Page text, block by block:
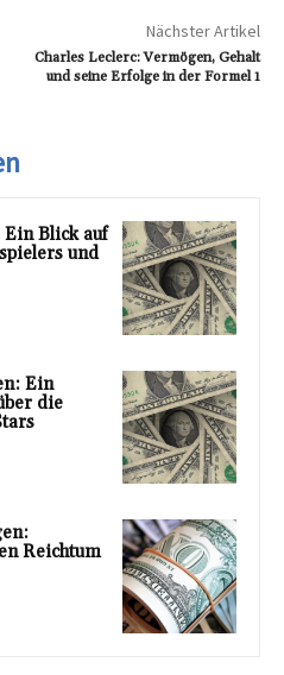
Nächster Artikel
Charles Leclerc: Vermögen, Gehalt
und seine Erfolge in der Formel 1
Blick auf
und
Ein
die
Reichtum